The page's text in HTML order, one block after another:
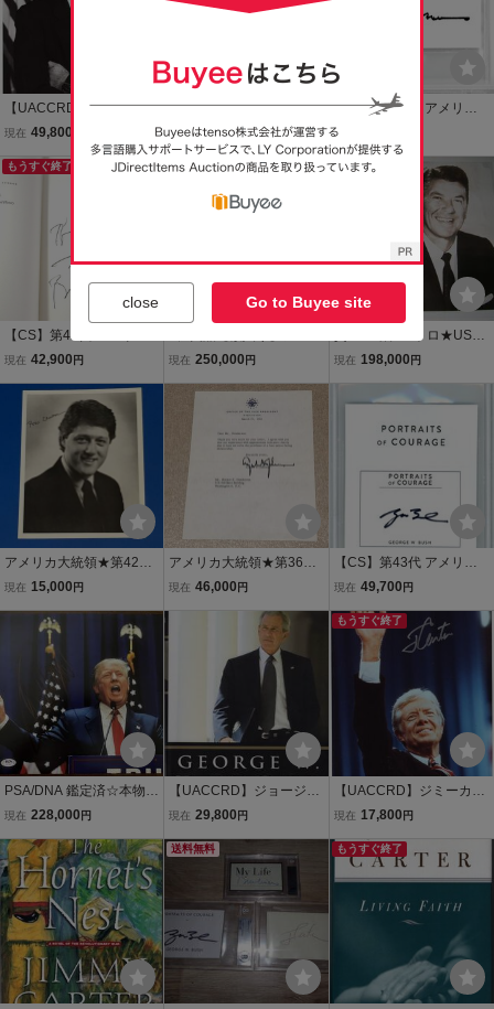
【UACCRD】ジョー・バ
イデン直筆サイン■アメリ
カ合衆国第46代大統領●
現在 49,800
BAS鑑定書☆本物☆ドナ
ルド・トランプ 大統領 直
筆サイン PSA/DNA
即決 188,000円
【CS】第42代 アメリカ
合衆国大統領 ビル・クリ
ントン 直筆 サイン カード
ベケット社 筆跡鑑定済み
BAS UVケース入り ドナ
現在
もうすぐ終了
【CS】第42代 アメリカ
合衆国大統領 ビル・クリ
叙伝 JSA社 筆跡鑑定 証明
書 シードスターズ 民主党
砂漠の狐作戦
現在 42,900 円
ン.F.ケネディ（John.F. Ke
大統領 写真 × 直筆サイン
入り封筒 ○検索：Auto P
hoto Frame
現在 250,000 円
貴重★昭和レトロ★USA
アメリカ大統領 ロナルド
COA証明書 ABCNEWS P
ハウス 戦争 平和
現在 198,000 円
アメリカ大統領★第42代
大統領 ビル・クリントン
現在 15,000 円
アメリカ大統領★第36代
大統領 リンドン・ジョン
現在 46,000 円
【CS】第43代 アメリカ
合衆国大統領 ジョージ・
ド ベケット社 筆跡鑑定済
み ロックスラブ入り ハー
バード大学
現在 49,700 円
PSA/DNA 鑑定済☆本物☆
ドナルド・トランプ 大統
現在 228,000 円
【UACCRD】ジョージW
ブッシュ直筆サイン■第43
現在 29,800 円
もうすぐ終了
【UACCRD】ジミーカー
ター直筆サイン■第39代ア
現在 17,800 円
送料無料 もうすぐ終了
close Go to Buyee site